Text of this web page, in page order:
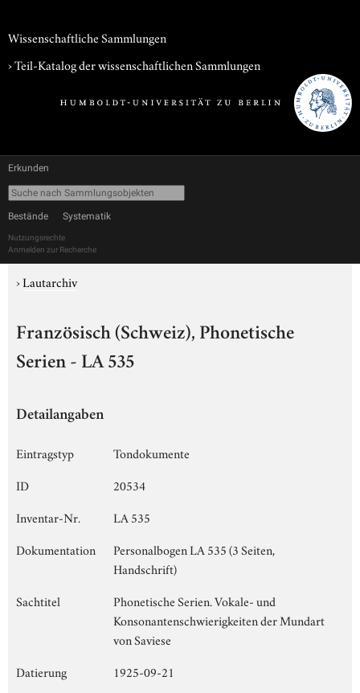
Wissenschaftliche Sammlungen
› Teil-Katalog der wissenschaftlichen Sammlungen
Erkunden
Bestände Systematik
Nutzungsrechte
Anmelden zur Recherche
›Lautarchiv
Französisch (Schweiz), Phonetische
Serien - LA 535
Detailangaben
Eintragstyp
Tondokumente
ID
20534
Inventar-Nr.
LA 535
Dokumentation
Personalbogen LA 535 (3 Seiten,
Handschrift)
Sachtitel
Phonetische Serien. Vokale- und
Konsonantenschwierigkeiten der Mundart
von Saviese
Datierung
1925-09-21